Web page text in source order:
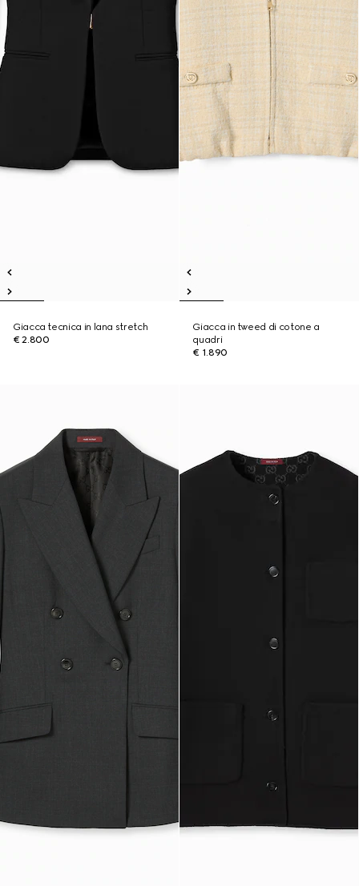
Giacca tecnica in lana stretch
€ 2.800
Giacca in tweed di cotone a
quadri
€ 1.890